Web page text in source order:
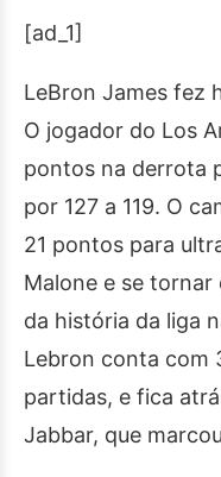
[ad_1]
LeBron James fez
O jogador do Los
pontos na derrota
por 127 a 119. O
21 pontos para
Malone e se
da história da liga
Lebron conta com
partidas, e fica
Jabbar, que